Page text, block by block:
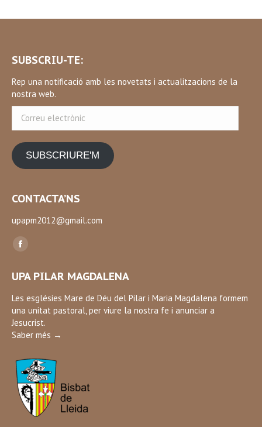
SUBSCRIU-TE:
Rep una notificació amb les novetats i actualitzacions de la
nostra web.
electrònic
SUBSCRIURE'M
CONTACTA’NS
upapm2012@gmail.com
Find us on:
Facebook
opens
in
new
window
UPA PILAR MAGDALENA
Les esglésies Mare de Déu del Pilar i Maria Magdalena formem
una unitat pastoral, per viure la nostra fe i anunciar a
Jesucrist.
Saber més →